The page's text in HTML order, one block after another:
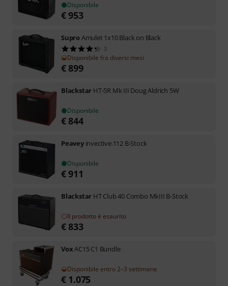
Disponibile
€953
SuproAmulet 1x10 Black on Black
3
Disponibile fra diversi mesi
€ 899
Blackstar HT-5R Mk III Doug Aldrich 5W
Disponibile
€ 844
Peavey invective.112 B-Stock
Disponibile
€911
Blackstar HT Club 40 Combo MkIII B-Stock
Il prodotto è esaurito
€ 833
VoxAC15 C1 Bundle
Disponibile entro 2–3 settimane
€ 1.075